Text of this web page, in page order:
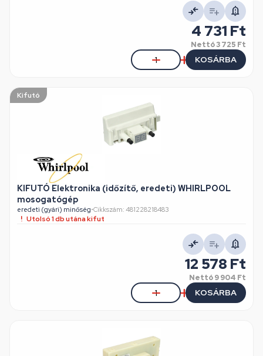
4 731 Ft
Nettó3 725 Ft
KOSÁRBA
Kifutó
KIFUTÓ Elektronika (időzítő, eredeti) WHIRLPOOL
mosogatógép
eredeti (gyári) minőség•Cikkszám: 481228218483
Utolsó 1 db utána kifut
12 578 Ft
Nettó9 904 Ft
KOSÁRBA